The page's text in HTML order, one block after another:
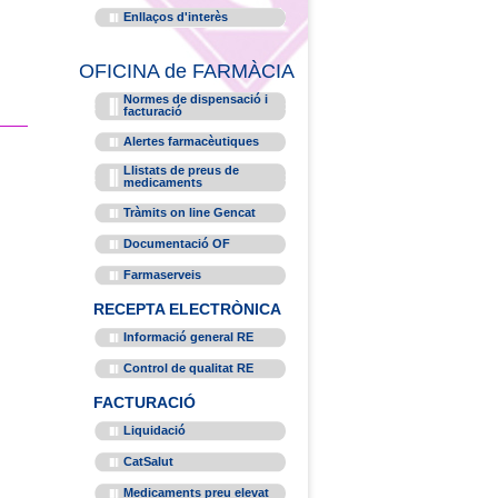
Enllaços d'interès
OFICINA de FARMÀCIA
Normes de dispensació i
facturació
Alertes farmacèutiques
Llistats de preus de
medicaments
Tràmits on line Gencat
Documentació OF
Farmaserveis
RECEPTA ELECTRÒNICA
Informació general RE
Control de qualitat RE
FACTURACIÓ
Liquidació
CatSalut
Medicaments preu elevat